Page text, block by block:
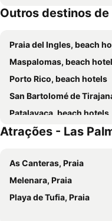
Bull Astoria
Apartamentos Tinoca
Hotel Valencia
Hotel Ciudad del Mar
Ura Hotels Boutique
HiTide
Mannix Urban
Outros destinos
Praia del Ingles, beach
Maspalomas, beach
Porto Rico, beach hotels
San Bartolomé de Tirajana, beach
Patalavaca, beach hotels
Praia do Cura, beach
Vecindario, beach hotels
La Aldea de San Nicolás, beach
Arucas, beach hotels
Atrações - Las
As Canteras, Praia
Melenara, Praia
Playa de Tufia, Praia